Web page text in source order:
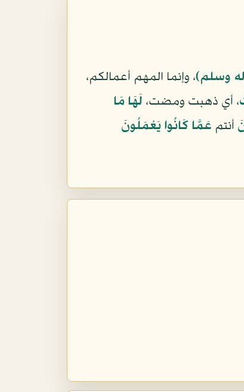
وسلم)، وإنما المهم أعمالكم،
، أي ذهبت ومضت، لَهَا مَا
أنتم عَمَّا كَانُوا يَعْمَلُونَ